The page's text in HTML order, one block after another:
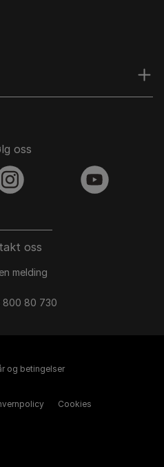
oss
melding
800 80 730
oss
instagram youtube
og betingelser
Cookies